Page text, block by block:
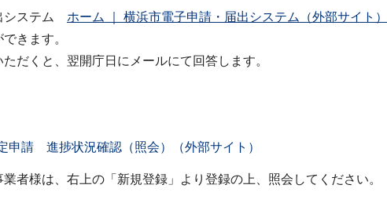
システム ホーム ｜ 横浜市電子申請・届出システム（外部サイト）
きます。
だくと、翌開庁日にメールにて回答します。
申請 進捗状況確認（照会）（外部サイト）
者様は、右上の「新規登録」より登録の上、照会してください。